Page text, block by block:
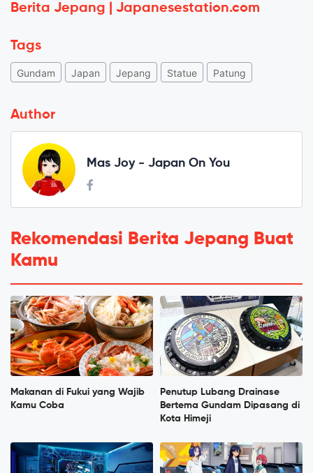
Berita Jepang | Japanesestation.com
Tags
Gundam Japan Jepang Statue Patung
Author
Mas Joy - Japan On You
Rekomendasi Berita Jepang Buat
Kamu
Makanan di Fukui yang Wajib
Kamu Coba
Penutup Lubang Drainase
Bertema Gundam Dipasang di
Kota Himeji